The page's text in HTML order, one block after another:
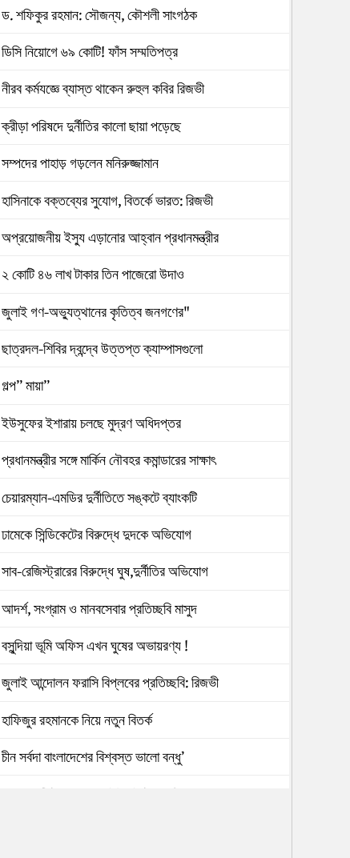
ড. শফিকুর রহমান: সৌজন্য, কৌশলী সাংগঠক
ডিসি নিয়োগে ৬৯ কোটি! ফাঁস সম্মতিপত্র
নীরব কর্মযজ্ঞে ব্যাস্ত থাকেন রুহুল কবির রিজভী
ক্রীড়া পরিষদে দুর্নীতির কালো ছায়া পড়েছে
সম্পদের পাহাড় গড়লেন মনিরুজ্জামান
হাসিনাকে বক্তব্যের সুযোগ, বিতর্কে ভারত: রিজভী
অপ্রয়োজনীয় ইস্যু এড়ানোর আহ্বান প্রধানমন্ত্রীর
২ কোটি ৪৬ লাখ টাকার তিন পাজেরো উদাও
জুলাই গণ-অভ্যুত্থানের কৃতিত্ব জনগণের"
ছাত্রদল-শিবির দ্বন্দ্বে উত্তপ্ত ক্যাম্পাসগুলো
গল্প” মায়া”
ইউসুফের ইশারায় চলছে মুদ্রণ অধিদপ্তর
প্রধানমন্ত্রীর সঙ্গে মার্কিন নৌবহর কমান্ডারের সাক্ষাৎ
চেয়ারম্যান-এমডির দুর্নীতিতে সঙ্কটে ব্যাংকটি
ঢামেকে সিন্ডিকেটের বিরুদ্ধে দুদকে অভিযোগ
সাব-রেজিস্ট্রারের বিরুদ্ধে ঘুষ,দুর্নীতির অভিযোগ
আদর্শ, সংগ্রাম ও মানবসেবার প্রতিচ্ছবি মাসুদ
বসুন্দিয়া ভূমি অফিস এখন ঘুষের অভায়রণ্য !
জুলাই আন্দোলন ফরাসি বিপ্লবের প্রতিচ্ছবি: রিজভী
হাফিজুর রহমানকে নিয়ে নতুন বিতর্ক
চীন সর্বদা বাংলাদেশের বিশ্বস্ত ভালো বন্ধু’
৯৮২ কোটি টাকা আত্মসাৎ:ইউনাইটেডের বিরুদ্ধে